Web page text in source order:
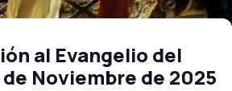
al Evangelio del
Noviembre de 2025